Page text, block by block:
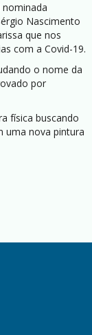
nominada
Nascimento
que nos
com a Covid-19.
o nome da
por
física buscando
uma nova pintura